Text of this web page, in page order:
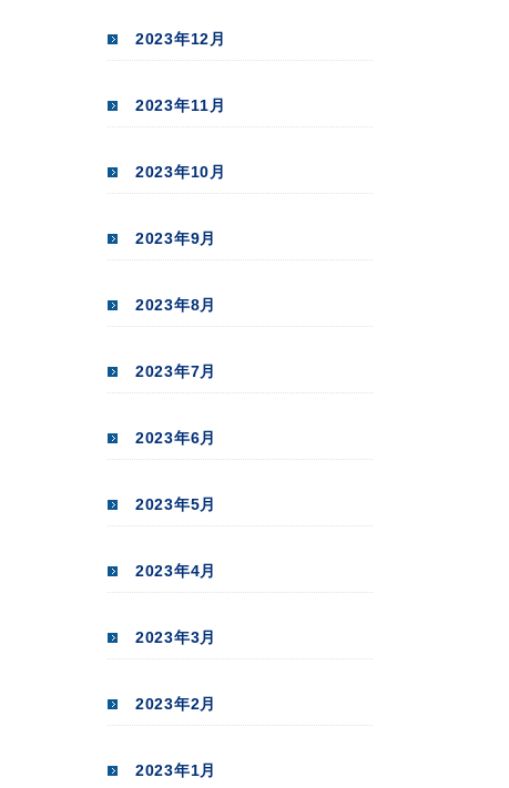
2023年12月
2023年11月
2023年10月
2023年9月
2023年8月
2023年7月
2023年6月
2023年5月
2023年4月
2023年3月
2023年2月
2023年1月